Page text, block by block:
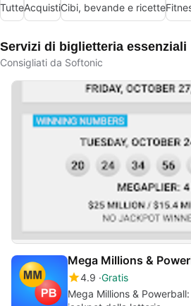
TutteAcquistiCibi, bevande e ricette
Servizi di biglietteria essenziali
Consigliati da Softonic
Mega Millions &
4.9 Gratis
Mega Millions &